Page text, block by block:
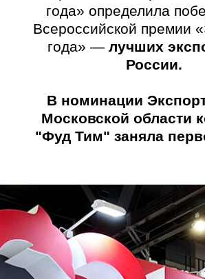
29 СЕНТЯБРЯ 2023
года» определила победителей
Всероссийской премии «Экспортер
года» —
лучших экспортеров
России.
В номинации Экспортер года
Московской области компания
"Фуд Тим" заняла второе место!